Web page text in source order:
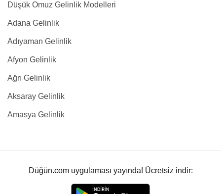
Düşük Omuz Gelinlik Modelleri
Adana Gelinlik
Adıyaman Gelinlik
Afyon Gelinlik
Ağrı Gelinlik
Aksaray Gelinlik
Amasya Gelinlik
Düğün.com uygulaması yayında! Ücretsiz indir: